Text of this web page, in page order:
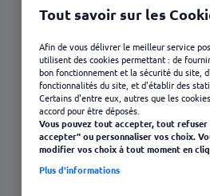
23 janvier 2025
Tout savoir sur les
Afin de vous délivrer le meilleur service
utilisent des cookies permettant : de
bon fonctionnement et la sécurité du site,
fonctionnalités du site, et d'établir des
Certains d'entre eux, autres que les
accord pour être déposés.
Vous pouvez tout accepter, tout refuser
accepter" ou personnaliser vos choix.
modifier vos choix à tout moment en
Plus d'informations